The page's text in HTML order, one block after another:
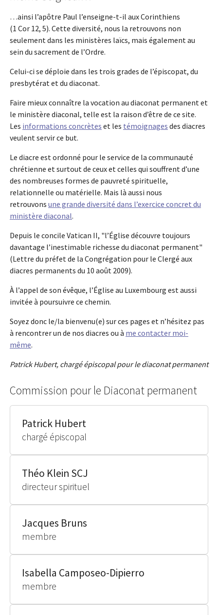
…ainsi l’apôtre Paul l’enseigne-t-il aux Corinthiens
(1 Cor 12, 5). Cette diversité, nous la retrouvons non
seulement dans les ministères laïcs, mais également au
sein du sacrement de l’Ordre.
Celui-ci se déploie dans les trois grades de l’épiscopat, du
presbytérat et du diaconat.
Faire mieux connaître la vocation au diaconat permanent et
le ministère diaconal, telle est la raison d’être de ce site.
Les informations concrètes et les témoignages des diacres
veulent servir ce but.
Le diacre est ordonné pour le service de la communauté
chrétienne et surtout de ceux et celles qui souffrent d’une
des nombreuses formes de pauvreté spirituelle,
relationnelle ou matérielle. Mais là aussi nous
retrouvons une grande diversité dans l’exercice concret du
ministère diaconal.
Depuis le concile Vatican II, "l’Église découvre toujours
davantage l’inestimable richesse du diaconat permanent"
(Lettre du préfet de la Congrégation pour le Clergé aux
diacres permanents du 10 août 2009).
À l’appel de son évêque, l’Église au Luxembourg est aussi
invitée à poursuivre ce chemin.
Soyez donc le/la bienvenu(e) sur ces pages et n’hésitez pas
à rencontrer un de nos diacres ou à me contacter moi-
même.
Patrick Hubert, chargé épiscopal pour le diaconat permanent
Commission pour le Diaconat permanent
Patrick Hubert
chargé épiscopal
Théo Klein SCJ
directeur spirituel
Jacques Bruns
membre
Isabella Camposeo-Dipierro
membre